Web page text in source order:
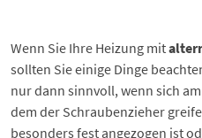
Wenn Sie Ihre Heizung mit
sollten Sie einige Dinge
nur dann sinnvoll, wenn sich
dem der Schraubenzieher
besonders fest angezogen ist